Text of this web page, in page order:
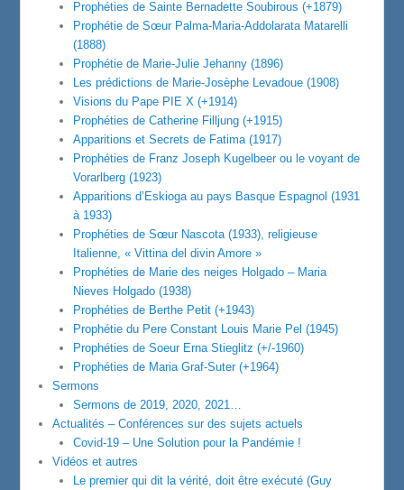
Prophéties de Sainte Bernadette Soubirous (+1879)
Prophétie de Sœur Palma-Maria-Addolarata Matarelli
(1888)
Prophétie de Marie-Julie Jehanny (1896)
Les prédictions de Marie-Josèphe Levadoue (1908)
Visions du Pape PIE X (+1914)
Prophéties de Catherine Filljung (+1915)
Apparitions et Secrets de Fatima (1917)
Prophéties de Franz Joseph Kugelbeer ou le voyant de
Vorarlberg (1923)
Apparitions d’Eskioga au pays Basque Espagnol (1931
à 1933)
Prophéties de Sœur Nascota (1933), religieuse
Italienne, « Vittina del divin Amore »
Prophéties de Marie des neiges Holgado – Maria
Nieves Holgado (1938)
Prophéties de Berthe Petit (+1943)
Prophétie du Pere Constant Louis Marie Pel (1945)
Prophéties de Soeur Erna Stieglitz (+/-1960)
Prophéties de Maria Graf-Suter (+1964)
Sermons
Sermons de 2019, 2020, 2021…
Actualités – Conférences sur des sujets actuels
Covid-19 – Une Solution pour la Pandémie !
Vidéos et autres
Le premier qui dit la vérité, doit être exécuté (Guy